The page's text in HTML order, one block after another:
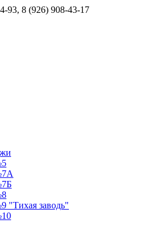
93, 8 (926) 908-43-17
"Тихая заводь"